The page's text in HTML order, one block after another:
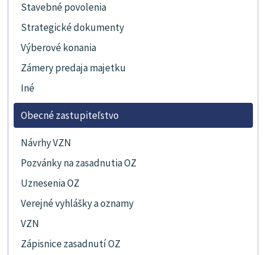
Stavebné povolenia
Strategické dokumenty
Výberové konania
Zámery predaja majetku
Iné
Obecné zastupiteľstvo
Návrhy VZN
Pozvánky na zasadnutia OZ
Uznesenia OZ
Verejné vyhlášky a oznamy
VZN
Zápisnice zasadnutí OZ